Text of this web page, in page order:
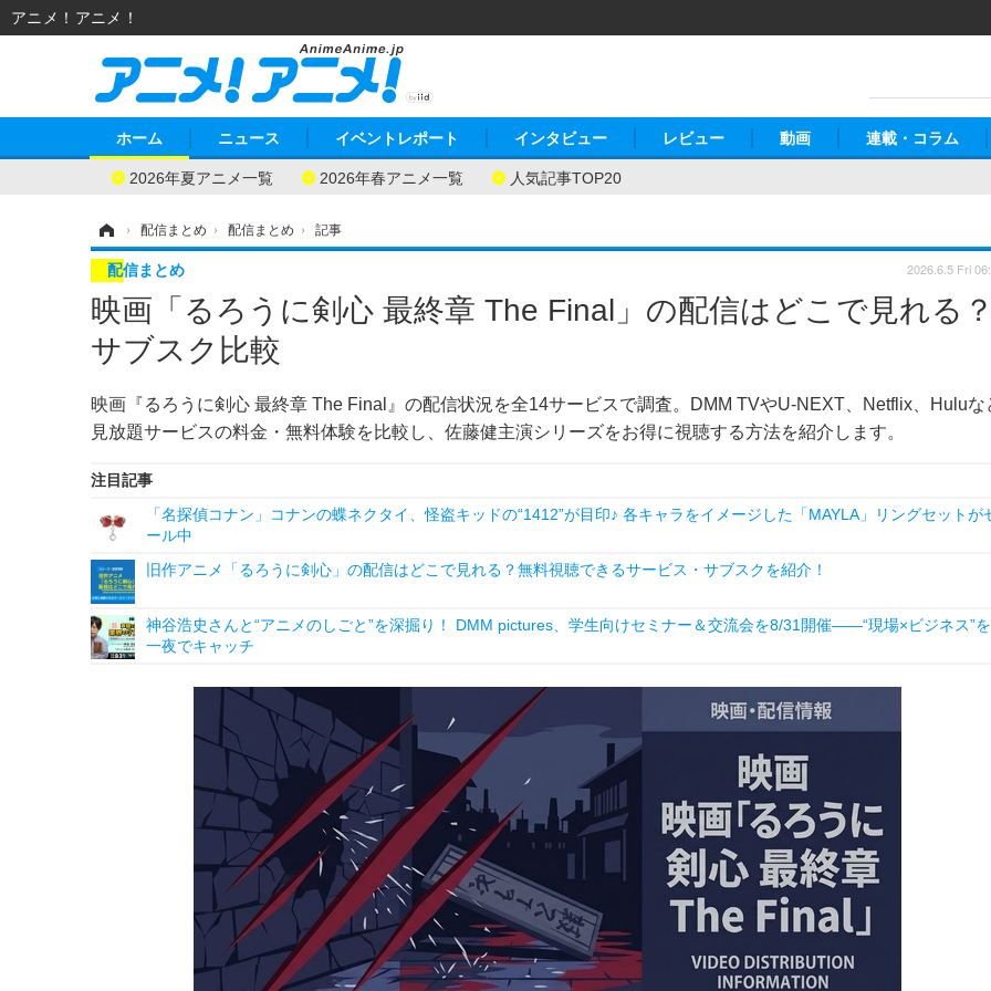
ホーム
2026年夏アニメ一覧 2026年春アニメ一覧 人気記事TOP20
ニュース イベントレポート インタビュー レビュー 動画 連載・コラム
› 配信まとめ › 配信まとめ › 記事
映画「るろうに剣心 最終章 The Final」の配信はどこで見れる
サブスク比較
映画『るろうに剣心 最終章 The Final』の配信状況を全14サービスで調査。DMM TVやU-NEXT、Netflix、Huluな
見放題サービスの料金・無料体験を比較し、佐藤健主演シリーズをお得に視聴する方法を紹介します。
配信まとめ 2026.6.5 Fri
注目記事
「名探偵コナン」コナンの蝶ネクタイ、怪盗キッドの“1412”が目印♪ 各キャラをイメージした「MAYLA」リングセットが
ール中
旧作アニメ「るろうに剣心」の配信はどこで見れる？無料視聴できるサービス・サブスクを紹介！
神谷浩史さんと“アニメのしごと”を深掘り！ DMM pictures、学生向けセミナー＆交流会を8/31開催――“現場×ビジネス”を
一夜でキャッチ
アニメ！アニメ！